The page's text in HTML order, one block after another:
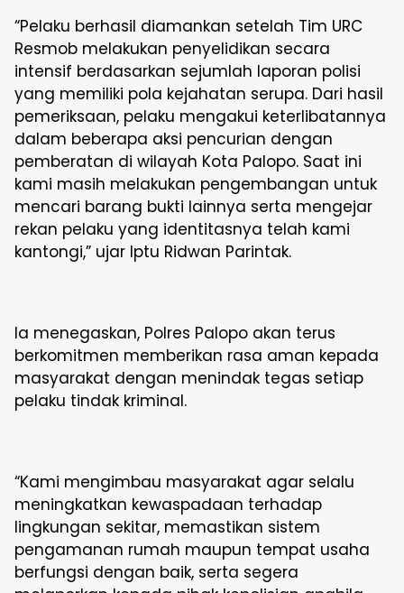
“Pelaku berhasil diamankan setelah Tim URC
Resmob melakukan penyelidikan secara
intensif berdasarkan sejumlah laporan polisi
yang memiliki pola kejahatan serupa. Dari hasil
pemeriksaan, pelaku mengakui keterlibatannya
dalam beberapa aksi pencurian dengan
pemberatan di wilayah Kota Palopo. Saat ini
kami masih melakukan pengembangan untuk
mencari barang bukti lainnya serta mengejar
rekan pelaku yang identitasnya telah kami
kantongi,” ujar Iptu Ridwan Parintak.
Ia menegaskan, Polres Palopo akan terus
berkomitmen memberikan rasa aman kepada
masyarakat dengan menindak tegas setiap
pelaku tindak kriminal.
“Kami mengimbau masyarakat agar selalu
meningkatkan kewaspadaan terhadap
lingkungan sekitar, memastikan sistem
pengamanan rumah maupun tempat usaha
berfungsi dengan baik, serta segera